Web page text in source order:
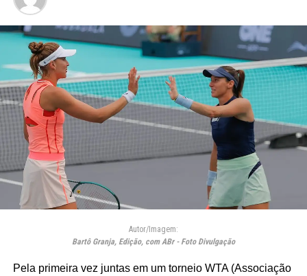
Autor/Imagem:
Bartô Granja, Edição, com ABr - Foto Divulgação
Pela primeira vez juntas em um torneio WTA (Associação